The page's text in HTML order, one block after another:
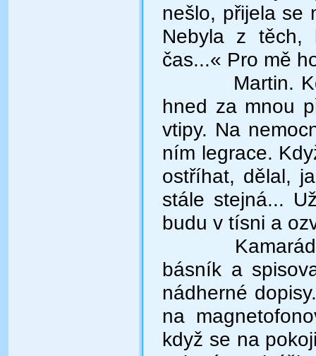
nešlo, přijela se
Nebyla z těch,
čas...« Pro mě
Martin.
hned za mnou
vtipy. Na
ním legrace.
ostříhat, dělal,
stále stejná...
budu v tísni a
básník a
nádherné
na
když se na